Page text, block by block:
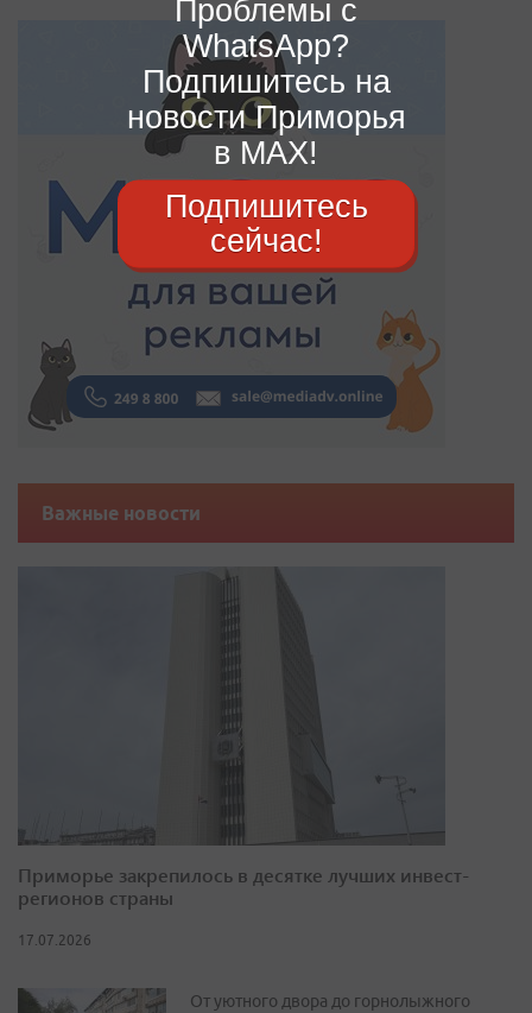
Важные новости
Приморье закрепилось в десятке лучших инвест-
регионов страны
17.07.2026
От уютного двора до горнолыжного
Проблемы с
WhatsApp?
Подпишитесь на
новости Приморья
в MAX!
Подпишитесь
сейчас!